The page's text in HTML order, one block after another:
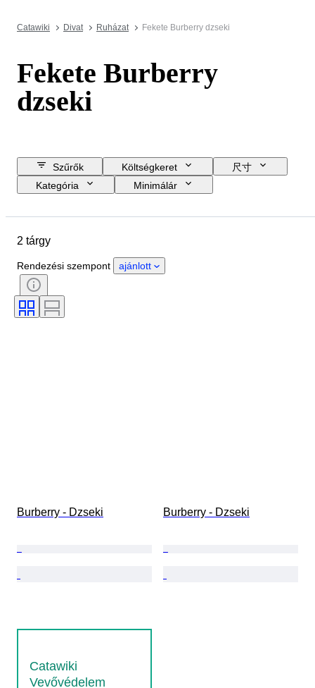
Catawiki Divat Ruházat Fekete Burberry dzseki
Fekete Burberry
dzseki
Szűrők Költségkeret
尺寸
Kategória
Minimálár
Country of origin
Állapot
Ruházat mérete
Korszak
Ráírt méret
2 tárgy
Rendezési szempont ajánlott
Burberry - Dzseki Burberry - Dzseki
Catawiki
Vevővédelem